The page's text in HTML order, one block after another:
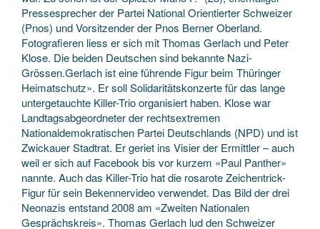
Pressesprecher der Partei National Orientierter Schweizer
(Pnos) und Vorsitzender der Pnos Berner Oberland.
Fotografieren liess er sich mit Thomas Gerlach und Peter
Klose. Die beiden Deutschen sind bekannte Nazi-
Grössen.Gerlach ist eine führende Figur beim Thüringer
Heimatschutz». Er soll Solidaritätskonzerte für das lange
untergetauchte Killer-Trio organisiert haben. Klose war
Landtagsabgeordneter der rechtsextremen
Nationaldemokratischen Partei Deutschlands (NPD) und ist
Zwickauer Stadtrat. Er geriet ins Visier der Ermittler – auch
weil er sich auf Facebook bis vor kurzem «Paul Panther»
nannte. Auch das Killer-Trio hat die rosarote Zeichentrick-
Figur für sein Bekennervideo verwendet. Das Bild der drei
Neonazis entstand 2008 am «Zweiten Nationalen
Gesprächskreis». Thomas Gerlach lud den Schweizer